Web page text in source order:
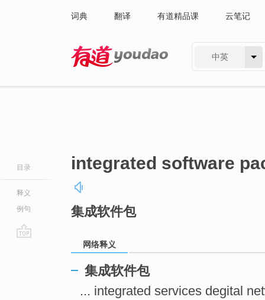
词典 翻译 有道精品课 云笔记
中英
目录
释义
例句
integrated software
集成软件包
网络释义
集成软件包
... integrated services degital